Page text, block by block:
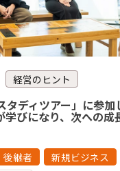
経営のヒント
タディツアー」に参
学びになり、次への成
後継者
新規ビジネス